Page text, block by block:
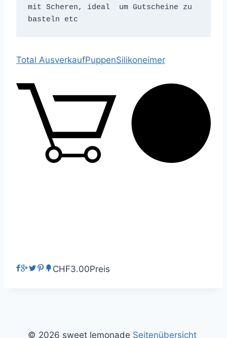
mit Scheren, ideal  um Gutscheine zu
Total AusverkaufPuppenSilikoneimer
CHF3.00Preis
© 2026 sweet lemonade Seitenübersicht